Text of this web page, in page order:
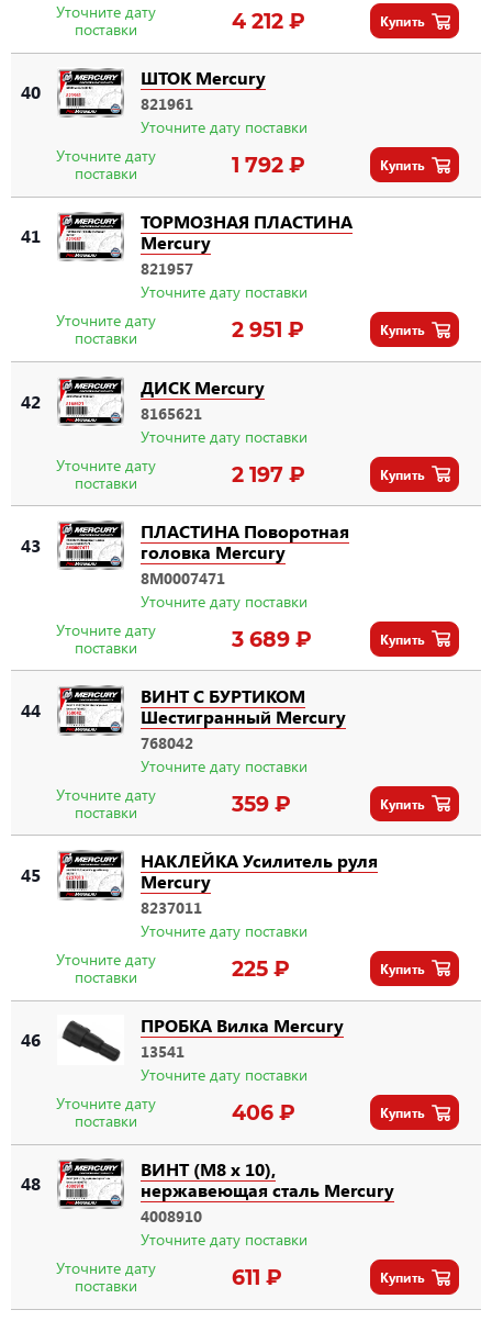
Уточните дату
поставки
4 212 ₽ Купить
40
ШТОК Mercury
821961
Уточните дату поставки
Уточните дату
поставки
1 792 ₽ Купить
41
ТОРМОЗНАЯ ПЛАСТИНА
Mercury
821957
Уточните дату поставки
Уточните дату
поставки
2 951 ₽ Купить
42
ДИСК Mercury
8165621
Уточните дату поставки
Уточните дату
поставки
2 197 ₽ Купить
43
ПЛАСТИНА Поворотная
головка Mercury
8M0007471
Уточните дату поставки
Уточните дату
поставки
3 689 ₽ Купить
44
ВИНТ С БУРТИКОМ
Шестигранный Mercury
768042
Уточните дату поставки
Уточните дату
поставки
359 ₽ Купить
45
НАКЛЕЙКА Усилитель руля
Mercury
8237011
Уточните дату поставки
Уточните дату
поставки
225 ₽ Купить
46
ПРОБКА Вилка Mercury
13541
Уточните дату поставки
Уточните дату
поставки
406 ₽ Купить
48
ВИНТ (M8 x 10),
нержавеющая сталь Mercury
4008910
Уточните дату поставки
Уточните дату
поставки
611 ₽ Купить